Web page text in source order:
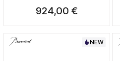
924,00 €
NEW